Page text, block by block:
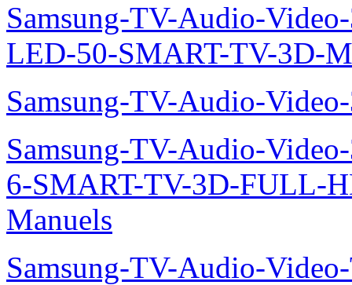
Samsung-TV-Audio-
LED-50-SMART-TV-3D-
Samsung-TV-Audio-
Samsung-TV-Audio-
6-SMART-TV-3D-FULL-
Manuels
Samsung-TV-Audio-